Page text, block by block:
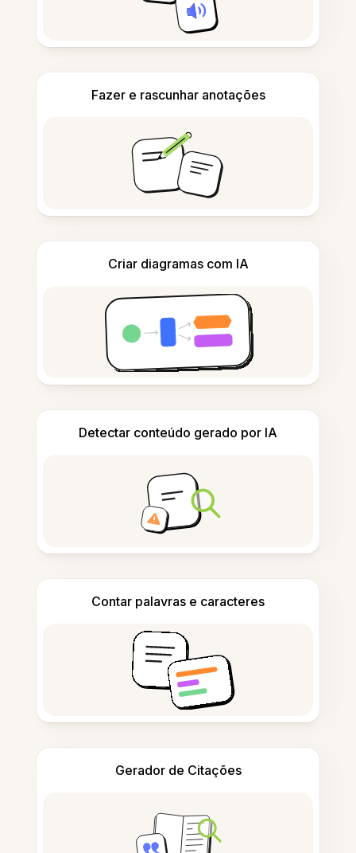
Fazer e rascunhar anotações
Criar diagramas com IA
Detectar conteúdo gerado por IA
Contar palavras e caracteres
Gerador de Citações